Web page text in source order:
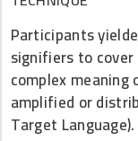
Participants
signifiers to
complex
amplified or
Target Language).